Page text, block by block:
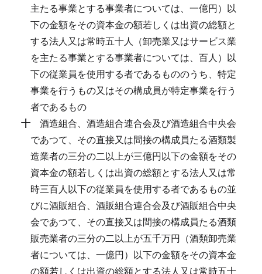
主たる事業とする事業者については、一億円）以
下の金額をその資本金の額若しくは出資の総額と
する法人又は常時五十人（卸売業又はサービス業
を主たる事業とする事業者については、百人）以
下の従業員を使用する者であるもののうち、特定
事業を行うもの又はその構成員が特定事業を行う
者であるもの
十 酒造組合、酒造組合連合会及び酒造組合中央会
であつて、その直接又は間接の構成員たる酒類製
造業者の三分の二以上が三億円以下の金額をその
資本金の額若しくは出資の総額とする法人又は常
時三百人以下の従業員を使用する者であるもの並
びに酒販組合、酒販組合連合会及び酒販組合中央
会であつて、その直接又は間接の構成員たる酒類
販売業者の三分の二以上が五千万円（酒類卸売業
者については、一億円）以下の金額をその資本金
の額若しくは出資の総額とする法人又は常時五十